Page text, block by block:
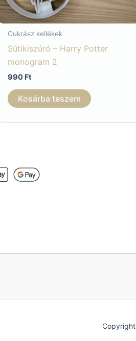
Cukrász kellékek
Sütikiszúró – Harry Potter
monogram 2
990 Ft
Kosárba teszem